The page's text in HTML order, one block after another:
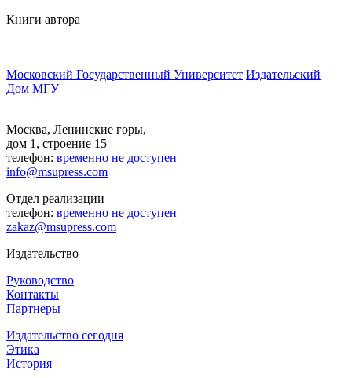
Книги автора
Московский Государственный Университет Издательский
Дом МГУ
Москва, Ленинские горы,
дом 1, строение 15
телефон: временно не доступен
info@msupress.com
Отдел реализации
телефон: временно не доступен
zakaz@msupress.com
Издательство
Руководство
Контакты
Партнеры
Издательство сегодня
Этика
История